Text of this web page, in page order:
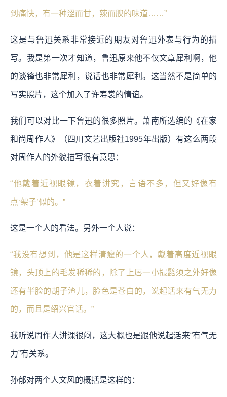
到痛快，有一种涩而甘，辣而腴的味道……”
这是与鲁迅关系非常接近的朋友对鲁迅外表与行为的描
写。我是第一次才知道，鲁迅原来他不仅文章犀利啊，他
的谈锋也非常犀利，说话也非常犀利。这当然不是简单的
写实照片，这个加入了许寿裳的情谊。
我们可以对比一下鲁迅的很多照片。萧南所选编的《在家
和尚周作人》（四川文艺出版社1995年出版）有这么两段
对周作人的外貌描写很有意思：
“他戴着近视眼镜，衣着讲究，言语不多，但又好像有
点‘架子’似的。”
这是一个人的看法。另外一个人说：
“我没有想到，他是这样清癯的一个人，戴着高度近视眼
镜，头顶上的毛发稀稀的，除了上唇一小撮髭须之外好像
还有半脸的胡子渣儿，脸色是苍白的，说起话来有气无力
的，而且是绍兴官话。”
我听说周作人讲课很闷，这大概也是跟他说起话来“有气无
力”有关系。
孙郁对两个人文风的概括是这样的：